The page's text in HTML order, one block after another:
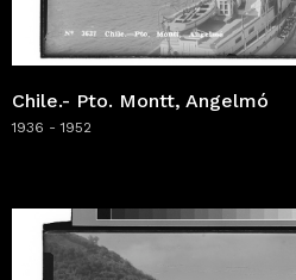
Chile.- Pto. Montt, Angelmó
1936 - 1952